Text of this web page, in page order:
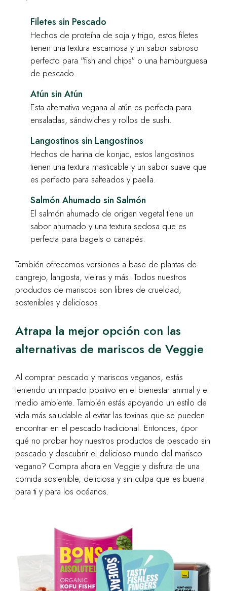
Filetes sin Pescado
Hechos de proteína de soja y trigo, estos filetes
tienen una textura escamosa y un sabor sabroso
perfecto para "fish and chips" o una hamburguesa
de pescado.
Atún sin Atún
Esta alternativa vegana al atún es perfecta para
ensaladas, sándwiches y rollos de sushi.
Langostinos sin Langostinos
Hechos de harina de konjac, estos langostinos
tienen una textura masticable y un sabor suave que
es perfecto para salteados y paella.
Salmón Ahumado sin Salmón
El salmón ahumado de origen vegetal tiene un
sabor ahumado y una textura sedosa que es
perfecta para bagels o canapés.
También ofrecemos versiones a base de plantas de
cangrejo, langosta, vieiras y más. Todos nuestros
productos de mariscos son libres de crueldad,
sostenibles y deliciosos.
Atrapa la mejor opción con las
alternativas de mariscos de Veggie
Al comprar pescado y mariscos veganos, estás
teniendo un impacto positivo en el bienestar animal y el
medio ambiente. También estás apoyando un estilo de
vida más saludable al evitar las toxinas que se pueden
encontrar en el pescado tradicional. Entonces, ¿por
qué no probar hoy nuestros productos de pescado sin
pescado y descubrir el delicioso mundo del marisco
vegano? Compra ahora en Veggie y disfruta de una
comida sostenible, deliciosa y sin culpa que es buena
para ti y para los océanos.